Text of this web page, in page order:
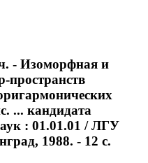
- Изоморфная и
пространств
... кандидата
: 01.01.01 / ЛГУ
1988. - 12 с.